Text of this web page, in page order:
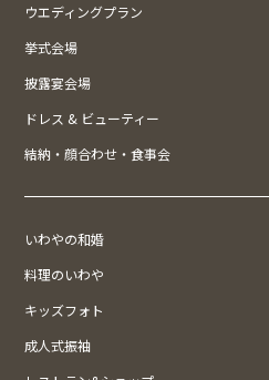
ウエディングプラン
挙式会場
披露宴会場
ドレス & ビューティー
結納・顔合わせ・食事会
いわやの和婚
料理のいわや
キッズフォト
成人式振袖